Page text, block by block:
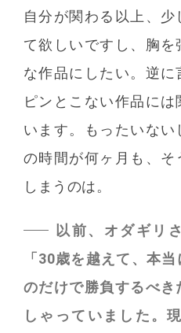
自分が関わる以上、
て欲しいですし、胸を
な作品にしたい。逆に
ピンとこない作品に
います。もったいな
の時間が何ヶ月も、そ
しまうのは。
以前、オダギリ
「30歳を越えて、本
のだけで勝負するべき
しゃっていました。